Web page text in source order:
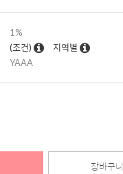
1%
(조건)
지역별
YAAA
장바구니